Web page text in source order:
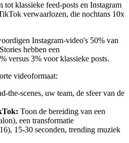
klassieke feed-posts en Instagram
verwaarlozen, die nochtans 10x
Instagram-video's 50% van
hebben een
versus 3% voor klassieke posts.
videoformaat:
the-scenes, uw team, de sfeer van de
Toon de bereiding van een
een transformatie
15-30 seconden, trending muziek